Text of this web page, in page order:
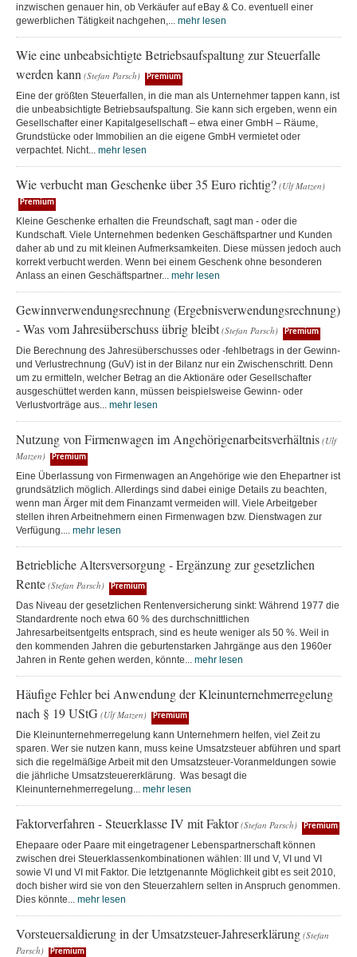
inzwischen genauer hin, ob Verkäufer auf eBay & Co. eventuell einer
gewerblichen Tätigkeit nachgehen,... mehr lesen
Wie eine unbeabsichtigte Betriebsaufspaltung zur Steuerfalle
werden kann (Stefan Parsch) Premium
Eine der größten Steuerfallen, in die man als Unternehmer tappen kann, ist
die unbeabsichtigte Betriebsaufspaltung. Sie kann sich ergeben, wenn ein
Gesellschafter einer Kapitalgesellschaft – etwa einer GmbH – Räume,
Grundstücke oder Immobilien an die eigene GmbH vermietet oder
verpachtet. Nicht... mehr lesen
Wie verbucht man Geschenke über 35 Euro richtig? (Ulf Matzen)
Premium
Kleine Geschenke erhalten die Freundschaft, sagt man - oder die
Kundschaft. Viele Unternehmen bedenken Geschäftspartner und Kunden
daher ab und zu mit kleinen Aufmerksamkeiten. Diese müssen jedoch auch
korrekt verbucht werden. Wenn bei einem Geschenk ohne besonderen
Anlass an einen Geschäftspartner... mehr lesen
Gewinnverwendungsrechnung (Ergebnisverwendungsrechnung)
- Was vom Jahresüberschuss übrig bleibt (Stefan Parsch) Premium
Die Berechnung des Jahresüberschusses oder -fehlbetrags in der Gewinn-
und Verlustrechnung (GuV) ist in der Bilanz nur ein Zwischenschritt. Denn
um zu ermitteln, welcher Betrag an die Aktionäre oder Gesellschafter
ausgeschüttet werden kann, müssen beispielsweise Gewinn- oder
Verlustvorträge aus... mehr lesen
Nutzung von Firmenwagen im Angehörigenarbeitsverhältnis (Ulf
Matzen)
Premium
Eine Überlassung von Firmenwagen an Angehörige wie den Ehepartner ist
grundsätzlich möglich. Allerdings sind dabei einige Details zu beachten,
wenn man Ärger mit dem Finanzamt vermeiden will. Viele Arbeitgeber
stellen ihren Arbeitnehmern einen Firmenwagen bzw. Dienstwagen zur
Verfügung.... mehr lesen
Betriebliche Altersversorgung - Ergänzung zur gesetzlichen
Rente (Stefan Parsch) Premium
Das Niveau der gesetzlichen Rentenversicherung sinkt: Während 1977 die
Standardrente noch etwa 60 % des durchschnittlichen
Jahresarbeitsentgelts entsprach, sind es heute weniger als 50 %. Weil in
den kommenden Jahren die geburtenstarken Jahrgänge aus den 1960er
Jahren in Rente gehen werden, könnte... mehr lesen
Häufige Fehler bei Anwendung der Kleinunternehmerregelung
nach § 19 UStG (Ulf Matzen) Premium
Die Kleinunternehmerregelung kann Unternehmern helfen, viel Zeit zu
sparen. Wer sie nutzen kann, muss keine Umsatzsteuer abführen und spart
sich die regelmäßige Arbeit mit den Umsatzsteuer-Voranmeldungen sowie
die jährliche Umsatzsteuererklärung. Was besagt die
Kleinunternehmerregelung... mehr lesen
Faktorverfahren - Steuerklasse IV mit Faktor (Stefan Parsch) Premium
Ehepaare oder Paare mit eingetragener Lebenspartnerschaft können
zwischen drei Steuerklassenkombinationen wählen: III und V, VI und VI
sowie VI und VI mit Faktor. Die letztgenannte Möglichkeit gibt es seit 2010,
doch bisher wird sie von den Steuerzahlern selten in Anspruch genommen.
Dies könnte... mehr lesen
Vorsteuersaldierung in der Umsatzsteuer-Jahreserklärung (Stefan
Parsch)
Premium